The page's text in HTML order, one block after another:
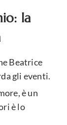
la
Beatrice
gli eventi.
è un
è lo